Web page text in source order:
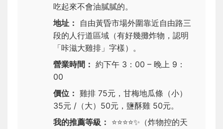
吃起來不會油膩膩的。
地址：
自由黃昏市場外圍靠近自由路三
段的人行道區域（有好幾攤炸物，認明
「咔滋大雞排」字樣）。
營業時間： 約下午 3：00 – 晚上 9：
00
價位： 雞排 75元，甘梅地瓜條（小）
35元 /（大）50元，鹽酥雞 50元。
我的推薦等級： ⭐⭐⭐⭐✨ （炸物控的天